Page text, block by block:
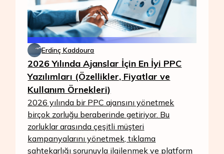
Erdinç Kaddoura
2026 Yılında Ajanslar İçin En İyi PPC
Yazılımları (Özellikler, Fiyatlar ve
Kullanım Örnekleri)
2026 yılında bir PPC ajansını yönetmek
birçok zorluğu beraberinde getiriyor. Bu
zorluklar arasında çeşitli müşteri
kampanyalarını yönetmek, tıklama
sahtekarlığı sorunuyla ilgilenmek ve platform